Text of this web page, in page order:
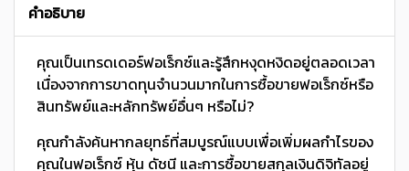
คำอธิบาย
คุณเป็นเทรดเดอร์ฟอเร็กซ์และรู้สึกหงุดหงิดอยู่ตลอดเวลา
เนื่องจากการขาดทุนจำนวนมากในการซื้อขายฟอเร็กซ์หรือ
สินทรัพย์และหลักทรัพย์อื่นๆ หรือไม่?
คุณกำลังค้นหากลยุทธ์ที่สมบูรณ์แบบเพื่อเพิ่มผลกำไรของ
คุณในฟอเร็กซ์ หุ้น ดัชนี และการซื้อขายสกุลเงินดิจิทัลอยู่